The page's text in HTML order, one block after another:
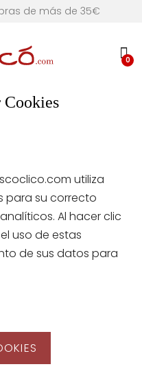
de más de 35€
0
Cookies
utiliza
para su correcto
Al hacer clic
uso de estas
de sus datos para